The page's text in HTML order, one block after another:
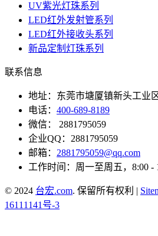
UV紫光灯珠系列
LED红外发射管系列
LED红外接收头系列
新品定制灯珠系列
联系信息
地址：东莞市塘厦镇新头工业
电话： 400-689-8189
微信： 2881795059
企业QQ：2881795059
邮箱： 2881795059@qq.com
工作时间：周一至周五，8:00 -
© 2024 台宏.com. 保留所有权利 |
16111141号-3